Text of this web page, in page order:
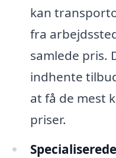
kan
fra
samlede pris.
indhente
at få de mest
priser.